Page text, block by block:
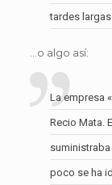
tardes
…o algo así:
La empresa
Recio Mata.
poco se ha